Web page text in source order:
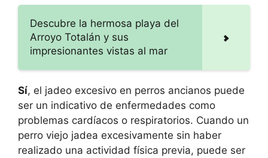
Descubre la hermosa playa del
Arroyo Totalán y sus
impresionantes vistas al mar
Sí, el jadeo excesivo en perros ancianos puede
ser un indicativo de enfermedades como
problemas cardíacos o respiratorios. Cuando un
perro viejo jadea excesivamente sin haber
realizado una actividad física previa, puede ser